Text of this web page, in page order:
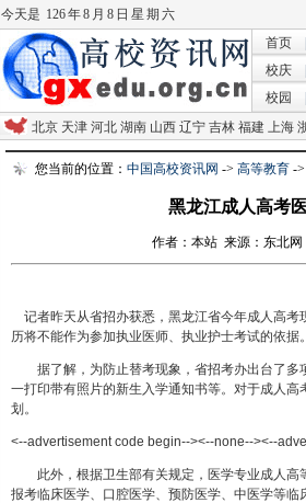
今天是 126 年 8 月 8 日 星 期 六
首页
校庆
校园
北京 天津 河北 湖南 山西 辽宁 吉林 福建 上海
您当前的位置： 中国高校资讯网 -> 高等教育 ->
黑龙江成人高考
作者：本站 来源：东北网
记者昨天从省招办获悉，黑龙江省今年成人高考
历将不能作为参加执业医师、执业护士考试的依据。
据了解，为防止替考现象，省招考办出台了多
一打印带有照片的新生入学通知书等。对于成人
划。
<--advertisement code begin--><--none--><--
此外，根据卫生部有关规定，医学专业成人高
报考临床医学、口腔医学、预防医学、中医学等临